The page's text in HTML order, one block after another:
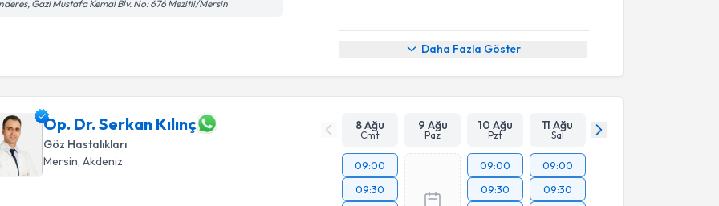
Gazi Mustafa Kemal Blv. No: 676 Mezitli/Mersin
Daha Fazla Göster
Op. Dr. Serkan Kılınç
Göz Hastalıkları
Mersin, Akdeniz
8 Ağu
Cmt
9 Ağu
Paz
10 Ağu
Pzt
11 Ağu
Sal
09:00
09:30
09:00
09:30
09:00
09:30